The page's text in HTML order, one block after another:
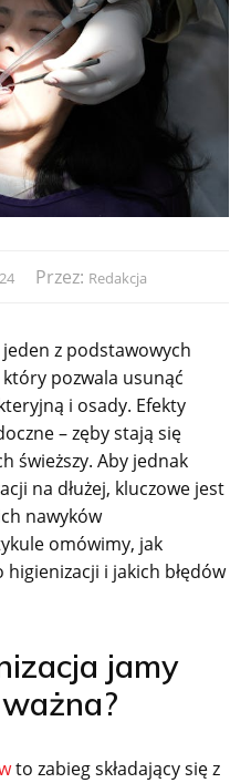
Przez: Redakcja
z podstawowych
pozwala usunąć
i osady. Efekty
– zęby stają się
świeższy. Aby jednak
na dłużej, kluczowe jest
nawyków
omówimy, jak
i jakich błędów
jamy
to zabieg składający się z